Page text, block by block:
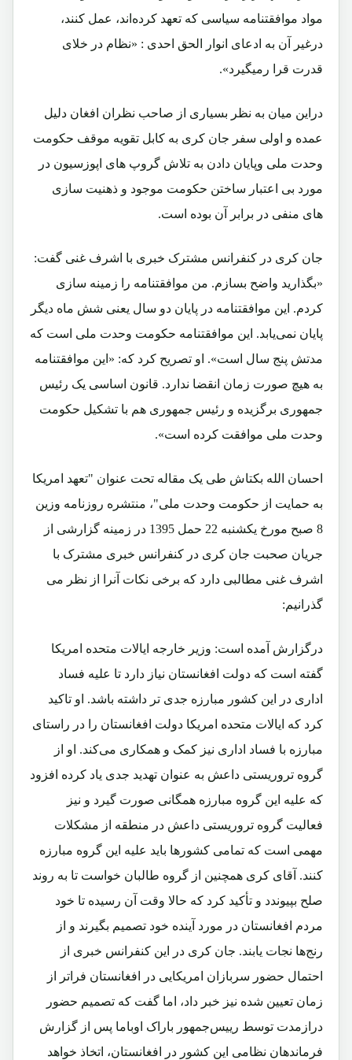
مواد موافقتنامه سیاسی که تعهد کرده‌اند، عمل کنند،
درغیر آن به ادعای انوار الحق احدی : «نظام در خلای
قدرت قرا رمیگیرد».
دراین میان به نظر بسیاری از صاحب نظران افغان دلیل
عمده و اولی سفر جان کری به کابل تقویه موقف حکومت
وحدت ملی وپایان دادن به تلاش گروپ های اپوزسیون در
مورد بی اعتبار ساختن حکومت موجود و ذهنیت سازی
های منفی در برابر آن بوده است.
جان کری در کنفرانس مشترک خبری با اشرف غنی گفت:
«بگذارید واضح بسازم. من موافقتنامه را زمینه‌ سازی
کردم. این موافقتنامه در پایان دو سال یعنی شش ماه دیگر
پایان نمی‌یابد. این موافقتنامه حکومت وحدت ملی است که
مدتش پنج سال است». او تصریح کرد که: «این موافقتنامه
به هیچ صورت زمان انقضا ندارد. قانون اساسی یک رئیس
جمهوری برگزیده و رئیس جمهوری هم با تشکیل حکومت
وحدت ملی موافقت کرده است».
احسان الله بکتاش طی یک مقاله تحت عنوان "تعهد امریکا
به حمایت از حکومت وحدت ملی"، منتشره روزنامه وزین
8 صبح مورخ یکشنبه 22 حمل 1395 در زمینه گزارشی از
جریان صحبت جان کری در کنفرانس خبری مشترک با
اشرف غنی مطالبی دارد که برخی نکات آنرا از نظر می
گذرانیم:
درگزارش آمده است: وزیر خارجه ایالات متحده امریکا
گفته است که دولت افغانستان نیاز دارد تا علیه فساد
اداری در این کشور مبارزه جدی ‌تر داشته باشد. او تاکید
کرد که ایالات متحده امریکا دولت افغانستان را در راستای
مبارزه با فساد اداری نیز کمک و همکاری می‌کند. او از
گروه تروریستی داعش به عنوان تهدید جدی یاد کرده افزود
که علیه این گروه مبارزه همگانی صورت گیرد و نیز
فعالیت گروه تروریستی داعش در منطقه از مشکلات
مهمی است که تمامی کشورها باید علیه این گروه مبارزه
کنند. آقای کری همچنین از گروه طالبان خواست تا به روند
صلح بپیوندد و تأکید کرد که حالا وقت آن رسیده تا خود
مردم افغانستان در مورد آینده خود تصمیم بگیرند و از
رنج‌ها نجات یابند. جان کری در این کنفرانس خبری از
احتمال حضور سربازان امریکایی در افغانستان فراتر از
زمان تعیین شده نیز خبر داد، اما گفت که تصمیم حضور
درازمدت‌ توسط رییس‌جمهور باراک اوباما پس از گزارش
فرماندهان نظامی این کشور در افغانستان، اتخاذ خواهد